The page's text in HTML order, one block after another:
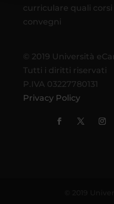
curriculare quali
convegni
© 2019 Università
Tutti i diritti riservati
P.IVA 03227780131
Privacy Policy